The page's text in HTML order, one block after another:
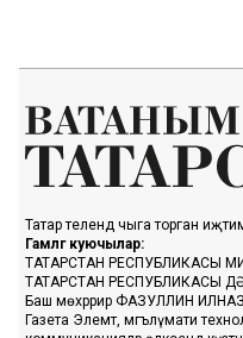
Татар телендә чыга торган
Гамәлгә куючылар:
ТАТАРСТАН РЕСПУБЛИКАСЫ
ТАТАРСТАН РЕСПУБЛИКАСЫ
Баш мөхәррир ФАЗУЛЛИН
Газета Элемтә, мәгълүмати